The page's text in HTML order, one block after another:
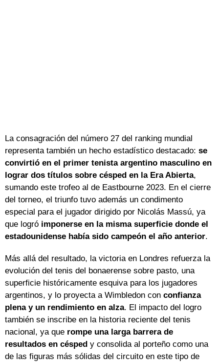
La consagración del número 27 del ranking mundial
representa también un hecho estadístico destacado: se
convirtió en el primer tenista argentino masculino en
lograr dos títulos sobre césped en la Era Abierta,
sumando este trofeo al de Eastbourne 2023. En el cierre
del torneo, el triunfo tuvo además un condimento
especial para el jugador dirigido por Nicolás Massú, ya
que logró imponerse en la misma superficie donde el
estadounidense había sido campeón el año anterior.
Más allá del resultado, la victoria en Londres refuerza la
evolución del tenis del bonaerense sobre pasto, una
superficie históricamente esquiva para los jugadores
argentinos, y lo proyecta a Wimbledon con confianza
plena y un rendimiento en alza. El impacto del logro
también se inscribe en la historia reciente del tenis
nacional, ya que rompe una larga barrera de
resultados en césped y consolida al porteño como una
de las figuras más sólidas del circuito en este tipo de